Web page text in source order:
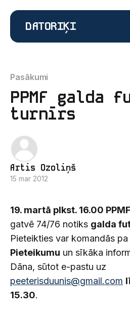
DATORIĶI
Pasākumi
PPMF galda
turnīrs
Artis Ozoliņš
15 mar 2012
19. martā plkst. 16.00
gatvē 74/76 notiks galda
Pieteikties var komandās
Pieteikumu un sīkāka
Dāna, sūtot e-pastu uz
peeterisduunis@gmail.com
15.30.